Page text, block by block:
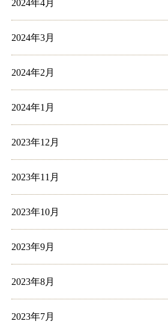
2024年4月
2024年3月
2024年2月
2024年1月
2023年12月
2023年11月
2023年10月
2023年9月
2023年8月
2023年7月